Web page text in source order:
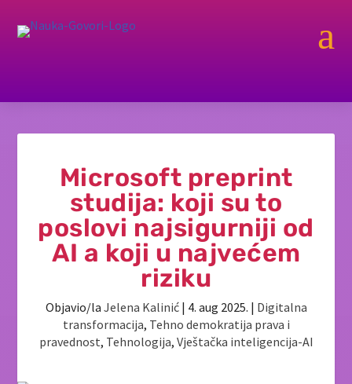
a
Microsoft preprint
studija: koji su to
poslovi najsigurniji od
AI a koji u najvećem
riziku
Objavio/la Jelena Kalinić| 4. aug 2025. | Digitalna
transformacija, Tehno demokratija prava i
pravednost, Tehnologija, Vještačka inteligencija-AI